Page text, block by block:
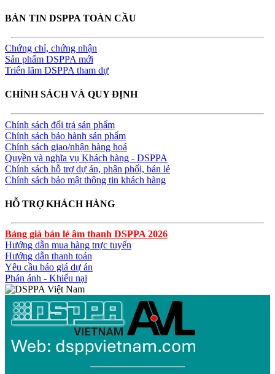
BẢN TIN DSPPA TOÀN CẦU
Chứng chỉ, chứng nhận
Sản phẩm DSPPA mới
Triển lãm DSPPA tham dự
CHÍNH SÁCH VÀ QUY ĐỊNH
Chính sách đổi trả sản phẩm
Chính sách bảo hành sản phẩm
Chính sách giao/nhận hàng hoá
Quyền và nghĩa vụ Khách hàng - DSPPA
Chính sách hỗ trợ dự án, phân phối, bán lẻ
Chính sách bảo mật thông tin khách hàng
HỖ TRỢ KHÁCH HÀNG
Bảng giá bán lẻ âm thanh DSPPA 2026
Hướng dẫn mua hàng trực tuyến
Hướng dẫn thanh toán
Yêu cầu báo giá dự án
Phán ánh - Khiếu nại